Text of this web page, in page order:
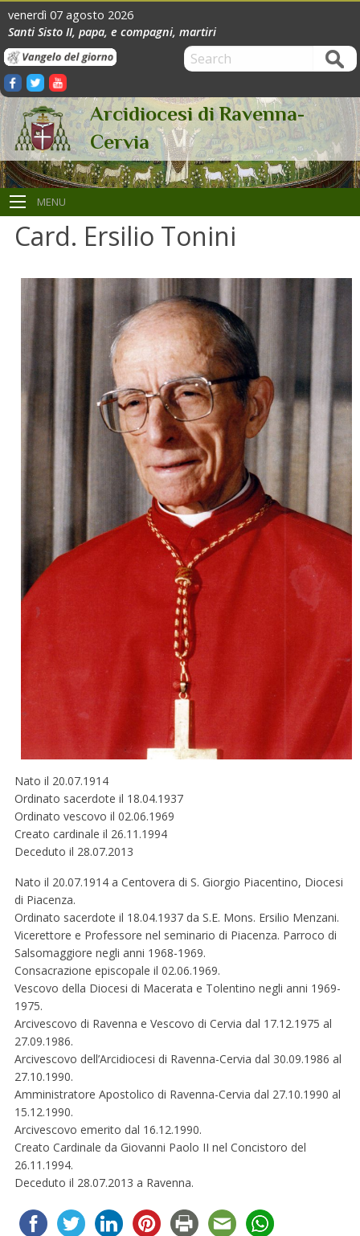
Skip
to
content
venerdì 07 agosto 2026
Santi Sisto II, papa, e compagni, martiri
Vangelo
del
giorno
Facebook
TwitterYoutube
Search
Arcidiocesi di Ravenna-
Cervia
MENU
Card. Ersilio Tonini
Nato il 20.07.1914
Ordinato sacerdote il 18.04.1937
Ordinato vescovo il 02.06.1969
Creato cardinale il 26.11.1994
Deceduto il 28.07.2013
Nato il 20.07.1914 a Centovera di S. Giorgio Piacentino, Diocesi
di Piacenza.
Ordinato sacerdote il 18.04.1937 da S.E. Mons. Ersilio Menzani.
Vicerettore e Professore nel seminario di Piacenza. Parroco di
Salsomaggiore negli anni 1968-1969.
Consacrazione episcopale il 02.06.1969.
Vescovo della Diocesi di Macerata e Tolentino negli anni 1969-
1975.
Arcivescovo di Ravenna e Vescovo di Cervia dal 17.12.1975 al
27.09.1986.
Arcivescovo dell’Arcidiocesi di Ravenna-Cervia dal 30.09.1986 al
27.10.1990.
Amministratore Apostolico di Ravenna-Cervia dal 27.10.1990 al
15.12.1990.
Arcivescovo emerito dal 16.12.1990.
Creato Cardinale da Giovanni Paolo II nel Concistoro del
26.11.1994.
Deceduto il 28.07.2013 a Ravenna.